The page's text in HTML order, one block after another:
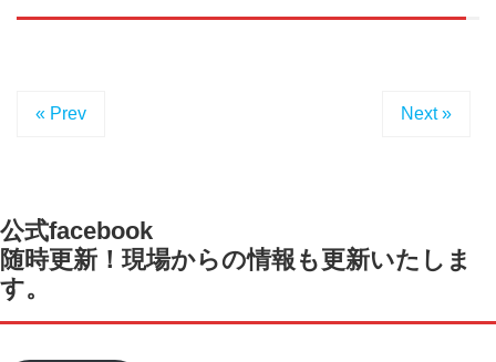
« Prev Next »
公式facebook
随時更新！現場からの情報も更新いたしま
す。